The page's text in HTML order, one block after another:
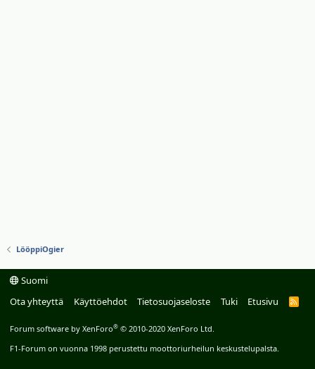
LööppiOgier
Suomi
Ota yhteyttä
Käyttöehdot Tietosuojaseloste Tuki Etusivu
R
Forum software by XenForo® © 2010-2020 XenForo Ltd.
F1-Forum on vuonna 1998 perustettu moottoriurheilun keskustelupalsta.